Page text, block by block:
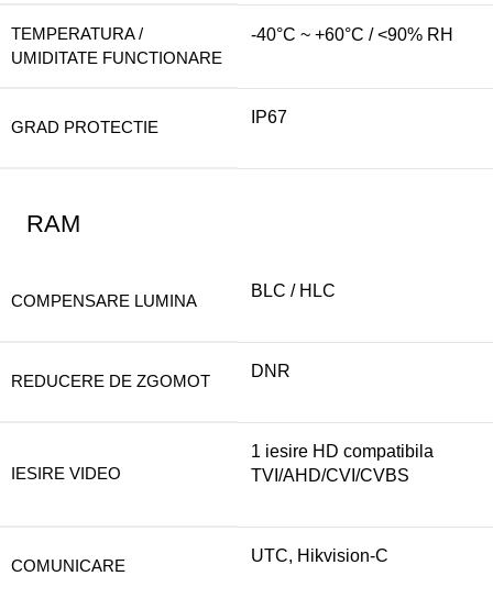
TEMPERATURA /
UMIDITATE FUNCTIONARE
-40°C ~ +60°C / <90% RH
GRAD PROTECTIE
IP67
RAM
COMPENSARE LUMINA
BLC / HLC
REDUCERE DE ZGOMOT
DNR
IESIRE VIDEO
1 iesire HD compatibila
TVI/AHD/CVI/CVBS
COMUNICARE
UTC, Hikvision-C